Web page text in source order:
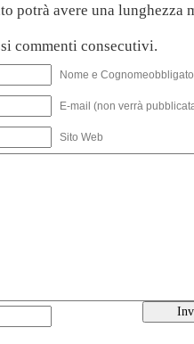
potrà avere una lunghezza
commenti consecutivi.
Nome e
E-mail (non verrà
Sito Web